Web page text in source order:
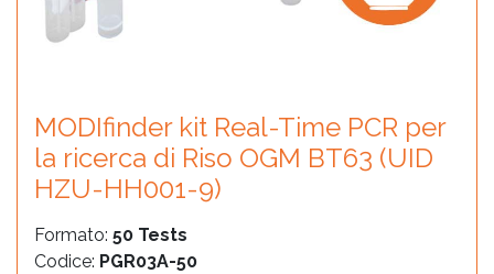
MODIfinder kit Real-Time PCR per
la ricerca di Riso OGM BT63 (UID
HZU-HH001-9)
Formato: 50 Tests
Codice: PGR03A-50